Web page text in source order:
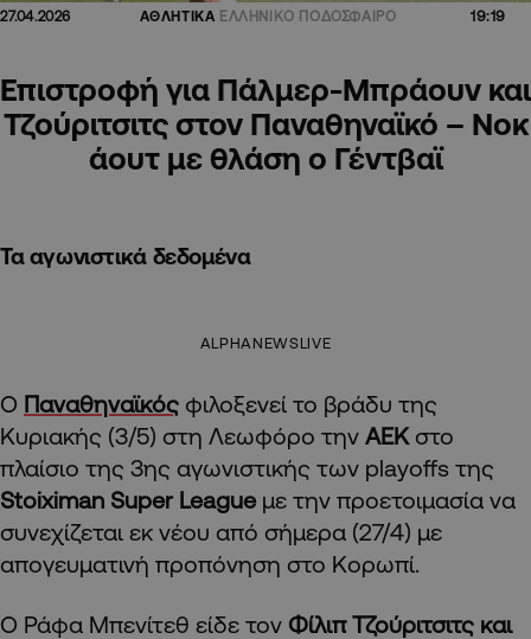
27.04.2026 ΑΘΛΗΤΙΚΑ ΕΛΛΗΝΙΚΟ ΠΟΔΟΣΦΑΙΡΟ 19:19
Επιστροφή για Πάλμερ-Μπράουν και
Τζούριτσιτς στον Παναθηναϊκό – Νοκ
άουτ με θλάση ο Γέντβαϊ
Τα αγωνιστικά δεδομένα
ALPHANEWSLIVE
Ο Παναθηναϊκός φιλοξενεί το βράδυ της
Κυριακής (3/5) στη Λεωφόρο την ΑΕΚστο
πλαίσιο της 3ης αγωνιστικής των playoffs της
Stoiximan Super Leagueμε την προετοιμασία να
συνεχίζεται εκ νέου από σήμερα (27/4) με
απογευματινή προπόνηση στο Κορωπί.
Ο Ράφα Μπενίτεθ είδε τον Φίλιπ Τζούριτσιτς και